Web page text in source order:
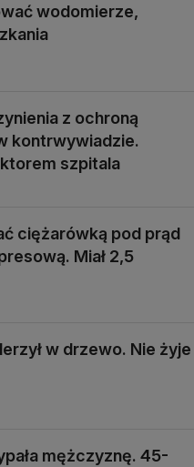
wodomierze,
z ochroną
kontrwywiadzie.
szpitala
ciężarówką pod prąd
Miał 2,5
w drzewo. Nie żyje
mężczyznę. 45-